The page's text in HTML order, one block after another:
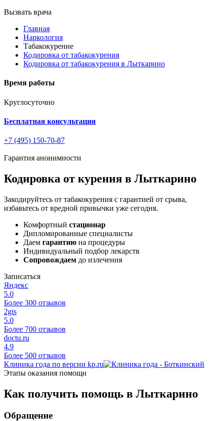
Вызвать врача
Главная
Наркология
Табакокурение
Кодировка от табакокурения
Кодировка от табакокурения в Лыткарино
Время работы
Круглосуточно
Бесплатная консультация
+7 (495) 150-70-87
Гарантия анонимности
Кодировка от курения в Лыткарино
Закодируйтесь от табакокурения с гарантией от срыва,
избавьтесь от вредной привычки уже сегодня.
Комфортный стационар
Дипломированные специалисты
Даем гарантию на процедуры
Индивидуальный подбор лекарств
Сопровождаем до излечения
Записаться
Яндекс
5.0
Более 300 отзывов
2gis
5.0
Более 700 отзывов
doctu.ru
4.9
Более 500 отзывов
Клиника года по версии kp.ru
Этапы оказания помощи
Как получить помощь в Лыткарино
Обращение